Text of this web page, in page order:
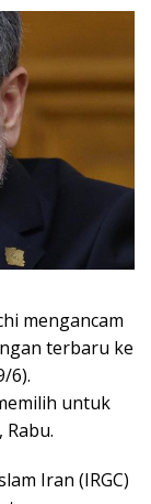
mengancam
terbaru ke
6).
untuk
Iran (IRGC)